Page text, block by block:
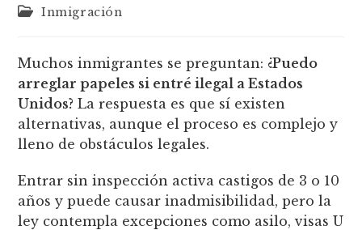
Inmigración
Muchos inmigrantes se preguntan: ¿Puedo
arreglar papeles si entré ilegal a Estados
Unidos? La respuesta es que sí existen
alternativas, aunque el proceso es complejo y
lleno de obstáculos legales.
Entrar sin inspección activa castigos de 3 o 10
años y puede causar inadmisibilidad, pero la
ley contempla excepciones como asilo, visas U